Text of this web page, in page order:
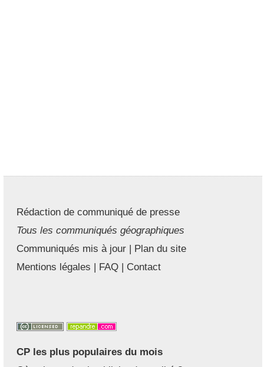
Rédaction de communiqué de presse
Tous les communiqués géographiques
Communiqués mis à jour | Plan du site
Mentions légales | FAQ | Contact
CP les plus populaires du mois